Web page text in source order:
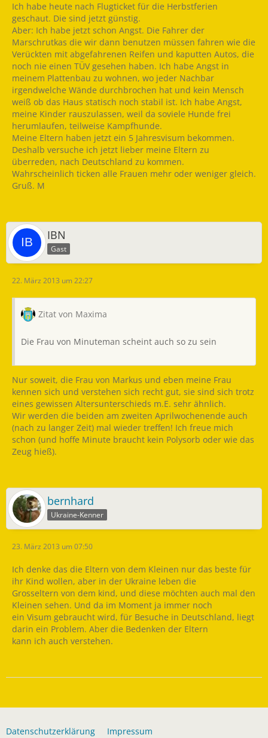
Ich habe heute nach Flugticket für die Herbstferien
geschaut. Die sind jetzt günstig.
Aber: Ich habe jetzt schon Angst. Die Fahrer der
Marschrutkas die wir dann benutzen müssen fahren wie die
Verückten mit abgefahrenen Reifen und kaputten Autos, die
noch nie einen TÜV gesehen haben. Ich habe Angst in
meinem Plattenbau zu wohnen, wo jeder Nachbar
irgendwelche Wände durchbrochen hat und kein Mensch
weiß ob das Haus statisch noch stabil ist. Ich habe Angst,
meine Kinder rauszulassen, weil da soviele Hunde frei
herumlaufen, teilweise Kampfhunde.
Meine Eltern haben jetzt ein 5 Jahresvisum bekommen.
Deshalb versuche ich jetzt lieber meine Eltern zu
überreden, nach Deutschland zu kommen.
Wahrscheinlich ticken alle Frauen mehr oder weniger gleich.
Gruß. M
IBN
Gast
22. März 2013 um 22:27
Zitat von Maxima
Die Frau von Minuteman scheint auch so zu sein
Nur soweit, die Frau von Markus und eben meine Frau
kennen sich und verstehen sich recht gut, sie sind sich trotz
eines gewissen Altersunterschieds m.E. sehr ähnlich.
Wir werden die beiden am zweiten Aprilwochenende auch
(nach zu langer Zeit) mal wieder treffen! Ich freue mich
schon (und hoffe Minute braucht kein Polysorb oder wie das
Zeug hieß).
bernhard
Ukraine-Kenner
23. März 2013 um 07:50
Ich denke das die Eltern von dem Kleinen nur das beste für
ihr Kind wollen, aber in der Ukraine leben die
Grosseltern von dem kind, und diese möchten auch mal den
Kleinen sehen. Und da im Moment ja immer noch
ein Visum gebraucht wird, für Besuche in Deutschland, liegt
darin ein Problem. Aber die Bedenken der Eltern
kann ich auch verstehen.
Datenschutzerklärung Impressum